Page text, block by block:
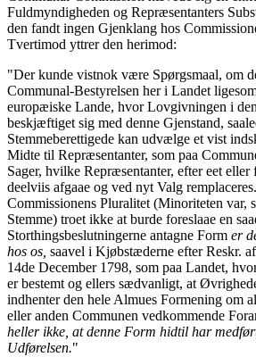
Fuldmyndigheden og Repræsentanters
den fandt ingen Gjenklang hos
Tvertimod yttrer den herimod:
"Der kunde vistnok være Spørgsmaal, om
Communal-Bestyrelsen her i Landet
europæiske Lande, hvor Lovgivningen i
beskjæftiget sig med denne Gjenstand,
Stemmeberettigede kan udvælge et vist
Midte til Repræsentanter, som paa
Sager, hvilke Repræsentanter, efter eet
deelviis afgaae og ved nyt Valg
Commissionens Pluralitet (Minoriteten var,
Stemme) troet ikke at burde foreslaae en
Storthingsbeslutningerne antagne Form er
hos os, saavel i Kjøbstæderne efter Reskr.
14de December 1798, som paa Landet,
er bestemt og ellers sædvanligt, at
indhenter den hele Almues Formening om
eller anden Communen vedkommende
heller ikke, at denne Form hidtil har
Udførelsen."